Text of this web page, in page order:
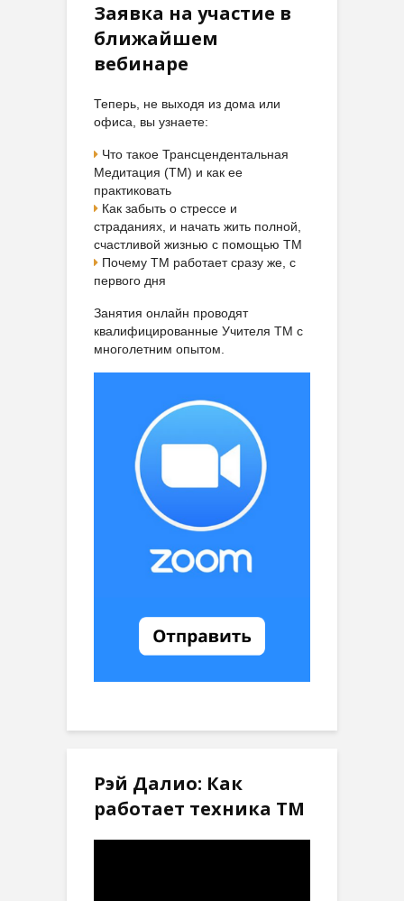
Заявка на участие в
ближайшем
вебинаре
Теперь, не выходя из дома или
офиса, вы узнаете:
Что такое Трансцендентальная
Медитация (ТМ) и как ее
практиковать
Как забыть о стрессе и
страданиях, и начать жить полной,
счастливой жизнью с помощью ТМ
Почему ТМ работает сразу же, с
первого дня
Занятия онлайн проводят
квалифицированные Учителя ТМ с
многолетним опытом.
Рэй Далио: Как
работает техника ТМ